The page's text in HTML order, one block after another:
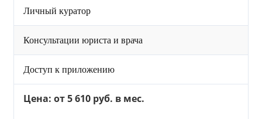
Личный куратор
Консультации юриста и врача
Доступ к приложению
Цена: от 5 610 руб. в мес.